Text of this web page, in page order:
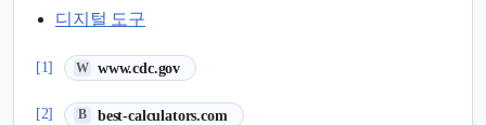
디지털 도구
[1] W www.cdc.gov
(새 탭에서 열림)
[2] B best-calculators.com
(새 탭에서 열림)